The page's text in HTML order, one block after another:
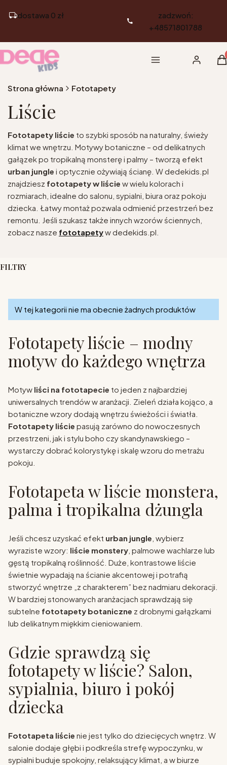
dostawa 0 zł
zadzwoń:
+48571801788
Menu Zaloguj się
Strona główna Fototapety
Liście
Fototapety liście to szybki sposób na naturalny, świeży
klimat we wnętrzu. Motywy botaniczne – od delikatnych
gałązek po tropikalną monsterę i palmy – tworzą efekt
urban jungle i optycznie ożywiają ścianę. W dedekids.pl
znajdziesz fototapety w liście w wielu kolorach i
rozmiarach, idealne do salonu, sypialni, biura oraz pokoju
dziecka. Łatwy montaż pozwala odmienić przestrzeń bez
remontu. Jeśli szukasz także innych wzorów ściennych,
zobacz nasze fototapetyw dedekids.pl.
FILTRY
Lista produktów
W tej kategorii nie ma obecnie żadnych produktów
Fototapety liście – modny
motyw do każdego wnętrza
Motyw liści na fototapecie to jeden z najbardziej
uniwersalnych trendów w aranżacji. Zieleń działa kojąco, a
botaniczne wzory dodają wnętrzu świeżości i światła.
Fototapety liście pasują zarówno do nowoczesnych
przestrzeni, jak i stylu boho czy skandynawskiego –
wystarczy dobrać kolorystykę i skalę wzoru do metrażu
pokoju.
Fototapeta w liście monstera,
palma i tropikalna dżungla
Jeśli chcesz uzyskać efekt urban jungle , wybierz
wyraziste wzory: liście monstery , palmowe wachlarze lub
gęstą tropikalną roślinność. Duże, kontrastowe liście
świetnie wypadają na ścianie akcentowej i potrafią
stworzyć wnętrze „z charakterem” bez nadmiaru dekoracji.
W bardziej stonowanych aranżacjach sprawdzają się
subtelne fototapety botaniczne z drobnymi gałązkami
lub delikatnym miękkim cieniowaniem.
Gdzie sprawdzą się
fototapety w liście? Salon,
sypialnia, biuro i pokój
dziecka
Fototapeta liście nie jest tylko do dziecięcych wnętrz. W
salonie dodaje głębi i podkreśla strefę wypoczynku, w
sypialni buduje spokojny, relaksujący klimat, a w biurze